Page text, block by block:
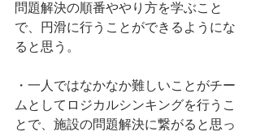
問題解決の順番ややり方を学ぶこと
で、円滑に行うことができるようにな
ると思う。
・一人ではなかなか難しいことがチー
ムとしてロジカルシンキングを行うこ
とで、施設の問題解決に繋がると思っ